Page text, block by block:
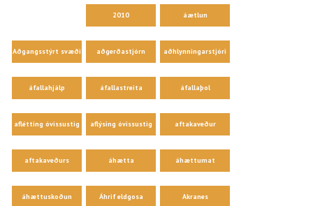
2010 áætlun
Aðgangsstýrt svæði aðgerðastjórn aðhlynningarstjóri
áfallahjálp áfallastreita áfallaþol
aflétting óvissustig aflýsing óvissustig aftakaveður
aftakaveðurs áhætta áhættumat
áhættuskoðun Áhrif eldgosa Akranes